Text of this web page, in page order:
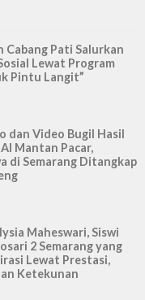
Cabang Pati Salurkan
Lewat Program
Pintu Langit”
dan Video Bugil Hasil
Mantan Pacar,
di Semarang Ditangkap
Maheswari, Siswi
2 Semarang yang
Lewat Prestasi,
Ketekunan